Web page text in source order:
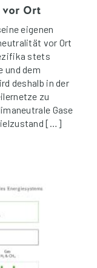
vor Ort
eigenen
vor Ort
stets
und dem
deshalb in der
zu
Gase
[…]